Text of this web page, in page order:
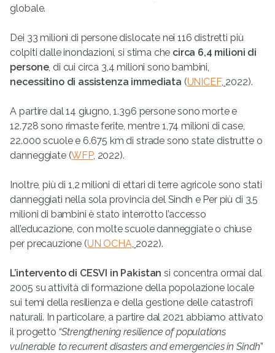
globale.
Dei 33 milioni di persone dislocate nei 116 distretti più
colpiti dalle inondazioni, si stima che circa 6,4 milioni di
persone, di cui circa 3,4 milioni sono bambini,
necessitino di assistenza immediata (UNICEF, 2022).
A partire dal 14 giugno, 1.396 persone sono morte e
12.728 sono rimaste ferite, mentre 1,74 milioni di case,
22.000 scuole e 6.675 km di strade sono state distrutte o
danneggiate (WFP, 2022).
Inoltre, più di 1,2 milioni di ettari di terre agricole sono stati
danneggiati nella sola provincia del Sindh e Per più di 3,5
milioni di bambini è stato interrotto l’accesso
all’educazione, con molte scuole danneggiate o chiuse
per precauzione (UN OCHA 2022).
L’intervento di CESVI in Pakistan si concentra ormai dal
2005 su attività di formazione della popolazione locale
sui temi della resilienza e della gestione delle catastrofi
naturali. In particolare, a partire dal 2021 abbiamo attivato
il progetto “Strengthening resilience of populations
vulnerable to recurrent disasters and emergencies in Sindh”